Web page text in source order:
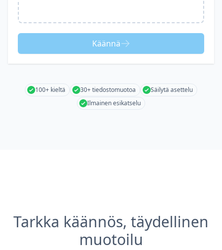
Käännä
100+ kieltä 30+ tiedostomuotoa
Säilytä asettelu
Ilmainen esikatselu
Tarkka käännös, täydellinen
muotoilu